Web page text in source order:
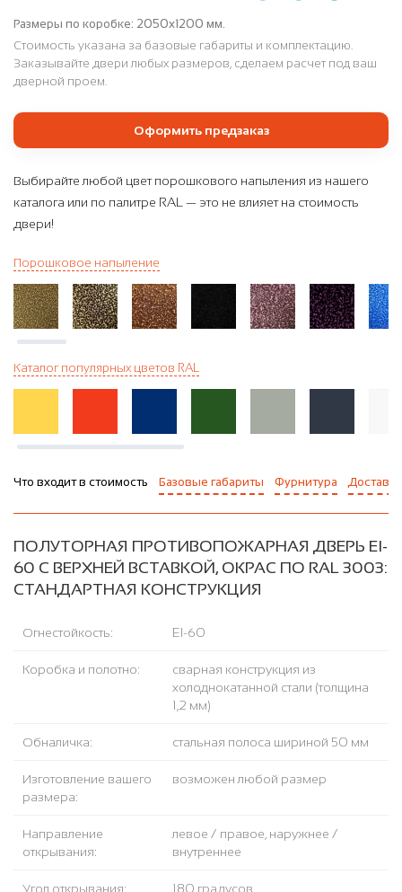
Размеры по коробке: 2050х1200 мм.
Стоимость указана за базовые габариты и комплектацию.
Заказывайте двери любых размеров, сделаем расчет под ваш
дверной проем.
Оформить предзаказ
Выбирайте любой цвет порошкового напыления из нашего
каталога или по палитре RAL — это не влияет на стоимость
двери!
Порошковое напыление
Каталог популярных цветов RAL
Что входит в стоимость Базовые габариты Фурнитура Доставка
ПОЛУТОРНАЯ ПРОТИВОПОЖАРНАЯ ДВЕРЬ EI-
60 С ВЕРХНЕЙ ВСТАВКОЙ, ОКРАС ПО RAL 3003:
СТАНДАРТНАЯ КОНСТРУКЦИЯ
Огнестойкость: EI-60
Коробка и полотно:
сварная конструкция из
холоднокатанной стали (толщина
1,2 мм)
Обналичка: стальная полоса шириной 50 мм
Изготовление вашего
размера:
возможен любой размер
Направление
открывания:
левое / правое, наружнее /
внутреннее
Угол открывания: 180 градусов